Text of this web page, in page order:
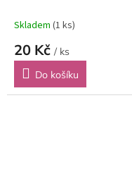
Skladem (1 ks)
20 Kč / ks
Do košíku